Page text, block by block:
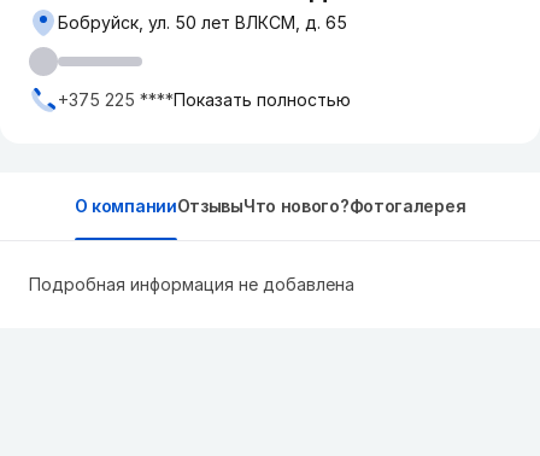
Бобруйск, ул. 50 лет ВЛКСМ, д. 65
+375 225 ****Показать полностью
О компанииОтзывыЧто нового?Фотогалерея
Подробная информация не добавлена